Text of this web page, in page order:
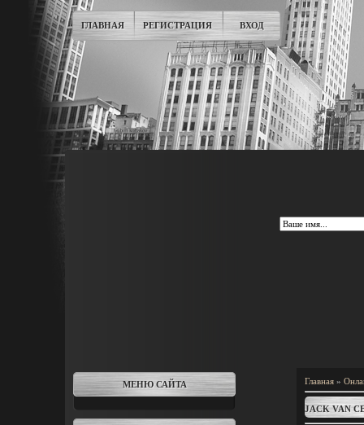
ГЛАВНАЯ РЕГИСТРАЦИЯ ВХОД
МЕНЮ САЙТА Главная »
JACK VAN